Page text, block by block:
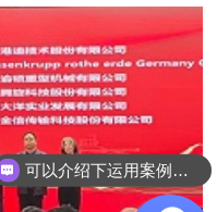
可以介绍下运用案例么？